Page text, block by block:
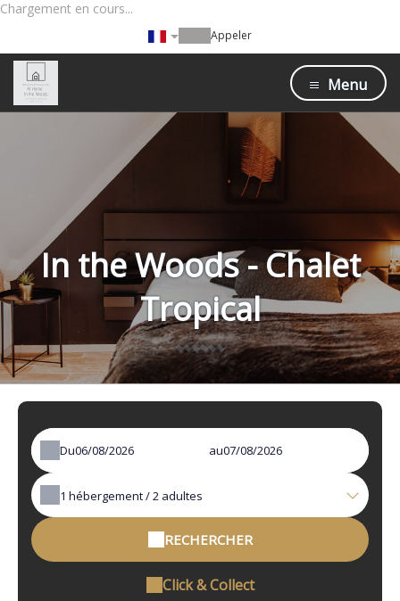
Chargement en cours...
Appeler
Menu
In the Woods - Chalet
Tropical
Du au
1 hébergement /2 adultes
RECHERCHER
Click & Collect